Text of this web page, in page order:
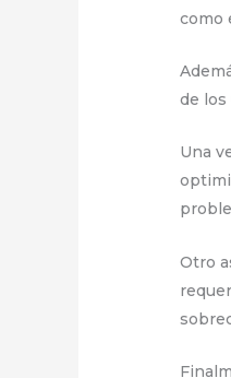
como
de
Una
Otro